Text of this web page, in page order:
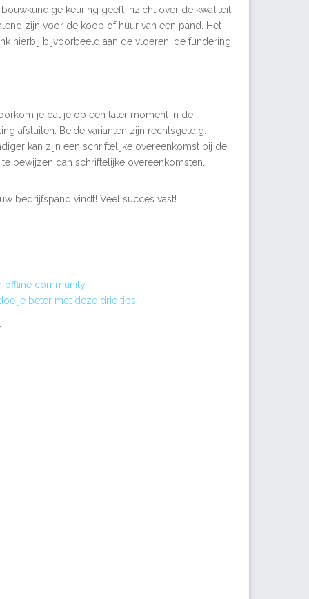
keuring geeft inzicht over de kwaliteit,
zijn voor de koop of huur van een pand. Het
hierbij bijvoorbeeld aan de vloeren, de fundering,
je dat je op een later moment in de
afsluiten. Beide varianten zijn rechtsgeldig.
kan zijn een schriftelijke overeenkomst bij de
bewijzen dan schriftelijke overeenkomsten.
bedrijfspand vindt! Veel succes vast!
offline community
je beter met deze drie tips!